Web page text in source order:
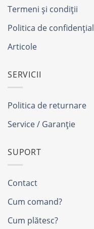
Termeni și condiții
Politica de
Articole
SERVICII
Politica de returnare
Service / Garanție
SUPORT
Contact
Cum comand?
Cum plătesc?